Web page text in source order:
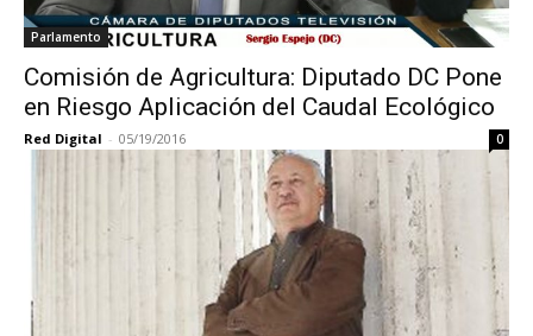
Parlamento
Comisión de Agricultura: Diputado DC Pone
en Riesgo Aplicación del Caudal Ecológico
Red Digital - 05/19/2016 0